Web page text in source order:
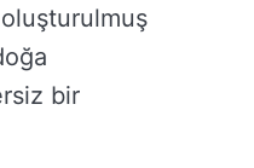
oluşturulmuş
bir